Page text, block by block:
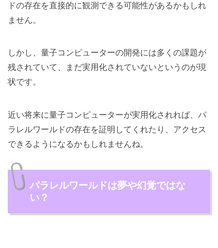
ドの存在を直接的に観測できる可能性があるかもしれ
ません。
しかし、量子コンピューターの開発には多くの課題が
残されていて、まだ実用化されていないというのが現
状です。
近い将来に量子コンピューターが実用化されれば、パ
ラレルワールドの存在を証明してくれたり、アクセス
できるようになるかもしれませんね。
パラレルワールドは夢や幻覚ではな
い？